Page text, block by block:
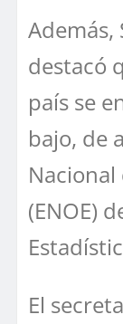
Además,
destacó
país se
bajo, de
(ENOE)
El